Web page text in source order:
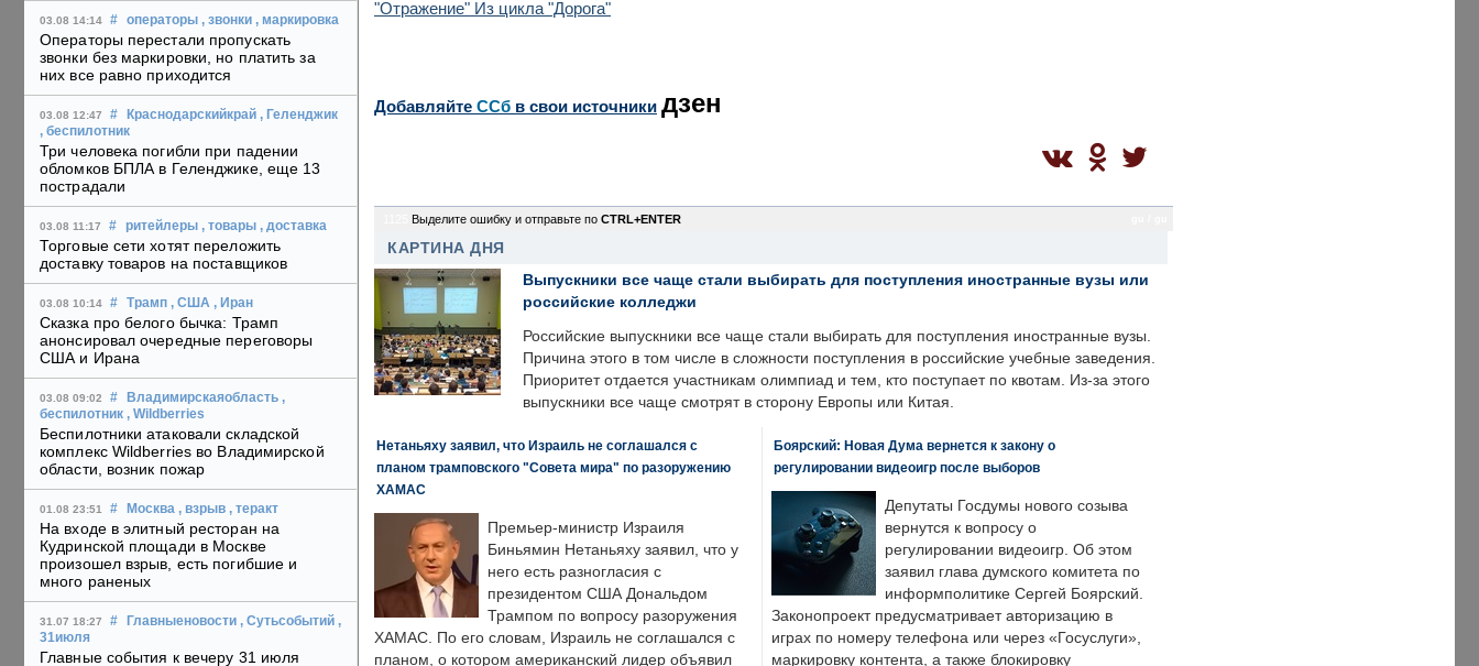
03.08 14:14 # операторы , звонки , маркировка
Операторы перестали пропускать
звонки без маркировки, но платить за
них все равно приходится
03.08 12:47 # Краснодарскийкрай , Геленджик
, беспилотник
Три человека погибли при падении
обломков БПЛА в Геленджике, еще 13
пострадали
03.08 11:17 # ритейлеры , товары , доставка
Торговые сети хотят переложить
доставку товаров на поставщиков
03.08 10:14 # Трамп , США , Иран
Сказка про белого бычка: Трамп
анонсировал очередные переговоры
США и Ирана
03.08 09:02 # Владимирскаяобласть ,
беспилотник , Wildberries
Беспилотники атаковали складской
комплекс Wildberries во Владимирской
области, возник пожар
01.08 23:51 # Москва , взрыв , теракт
На входе в элитный ресторан на
Кудринской площади в Москве
произошел взрыв, есть погибшие и
много раненых
31.07 18:27 # Главныеновости , Сутьсобытий ,
31июля
Главные события к вечеру 31 июля
"Отражение" Из цикла "Дорога"
Добавляйте CСб в свои источники дзен
Выделите ошибку и отправьте по CTRL+ENTER
КАРТИНА ДНЯ
Выпускники все чаще стали выбирать для поступления иностранные вузы или
российские колледжи
Российские выпускники все чаще стали выбирать для поступления иностранные вузы.
Причина этого в том числе в сложности поступления в российские учебные заведения.
Приоритет отдается участникам олимпиад и тем, кто поступает по квотам. Из-за этого
выпускники все чаще смотрят в сторону Европы или Китая.
Нетаньяху заявил, что Израиль не соглашался с
планом трамповского "Совета мира" по разоружению
ХАМАС
Премьер-министр Израиля
Биньямин Нетаньяху заявил, что у
него есть разногласия с
президентом США Дональдом
Трампом по вопросу разоружения
ХАМАС. По его словам, Израиль не соглашался с
планом, о котором американский лидер объявил
Боярский: Новая Дума вернется к закону о
регулировании видеоигр после выборов
Депутаты Госдумы нового созыва
вернутся к вопросу о
регулировании видеоигр. Об этом
заявил глава думского комитета по
информполитике Сергей Боярский.
Законопроект предусматривает авторизацию в
играх по номеру телефона или через «Госуслуги»,
маркировку контента, а также блокировку